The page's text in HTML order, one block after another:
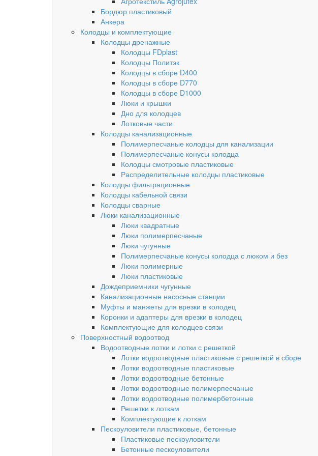
Бордюр пластиковый
Анкера
Колодцы и комплектующие
Колодцы дренажные
Колодцы FDplast
Колодцы Политэк
Колодцы в сборе D400
Колодцы в сборе D770
Колодцы в сборе D1000
Люки и крышки
Дно для колодцев
Лотковые части
Колодцы канализационные
Полимерпесчаные колодцы для канализации
Полимерпесчаные конусы колодца
Колодцы смотровые пластиковые
Распределительные колодцы пластиковые
Колодцы фильтрационные
Колодцы кабельной связи
Колодцы сварные
Люки канализационные
Люки квадратные
Люки полимерпесчаные
Люки чугунные
Полимерпесчаные конусы колодца с люком и без
Люки полимерные
Люки пластиковые
Дождеприемники чугунные
Канализационные насосные станции
Муфты и манжеты для врезки в колодец
Коронки и адаптеры для врезки в колодец
Комплектующие для колодцев связи
Поверхностный водоотвод
Водоотводные лотки и лотки с решеткой
Лотки водоотводные пластиковые с решеткой в сборе
Лотки водоотводные пластиковые
Лотки водоотводные бетонные
Лотки водоотводные полимерпесчаные
Лотки водоотводные полимербетонные
Решетки к лоткам
Комплектующие к лоткам
Пескоуловители пластиковые, бетонные
Пластиковые пескоуловители
Бетонные пескоуловители